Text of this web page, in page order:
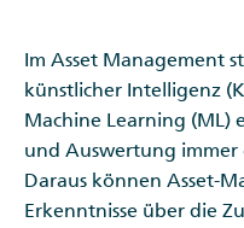
Im Asset Management
künstlicher Intelligenz
Machine Learning (ML)
und Auswertung
Daraus können Asset-
Erkenntnisse über die